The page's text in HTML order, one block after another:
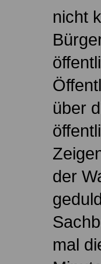
nicht
über
der
mal